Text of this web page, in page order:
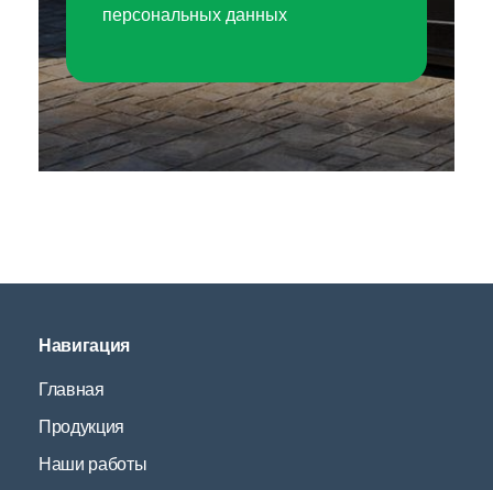
персональных данных
Навигация
Главная
Продукция
Наши работы